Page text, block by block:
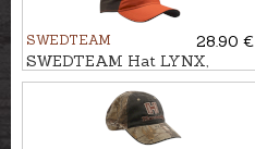
SWEDTEAM
28.90 €
SWEDTEAM Hat LYNX,
Antibite